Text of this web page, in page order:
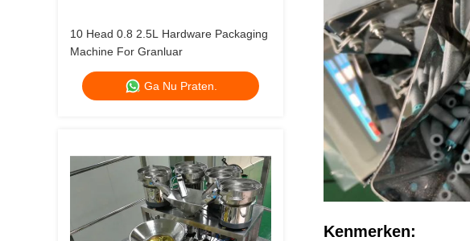
10 Head 0.8 2.5L Hardware Packaging
Machine For Granluar
Ga Nu Praten.
Kenmerken: